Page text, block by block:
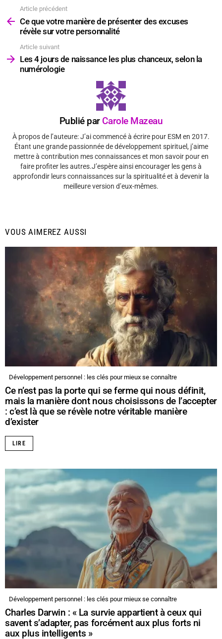
plus
Article précédent
Ce que votre manière de présenter des excuses
révèle sur votre personnalité
Article suivant
Les 4 jours de naissance les plus chanceux, selon la
numérologie
Publié par Carole Mazeau
À propos de l’auteure: J’ai commencé à écrire pour ESM en 2017.
Étant une grande passionnée de développement spirituel, j’aime
mettre à contribution mes connaissances et mon savoir pour en
faire profiter les autres.J’espère ainsi encourager les gens à
approfondir leurs connaissances sur la spiritualité et à devenir la
meilleure version d’eux-mêmes.
VOUS AIMEREZ AUSSI
Développement personnel : les clés pour mieux se connaître
Ce n’est pas la porte qui se ferme qui nous définit,
mais la manière dont nous choisissons de l’accepter
: c’est là que se révèle notre véritable manière
d’exister
LIRE
Développement personnel : les clés pour mieux se connaître
Charles Darwin : « La survie appartient à ceux qui
savent s’adapter, pas forcément aux plus forts ni
aux plus intelligents »